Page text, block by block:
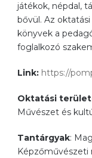
játékok, népdal,
bővül. Az
könyvek a
foglalkozó
Link: https://
Oktatási
Művészet és
Tantárgyak:
Képzőművészeti